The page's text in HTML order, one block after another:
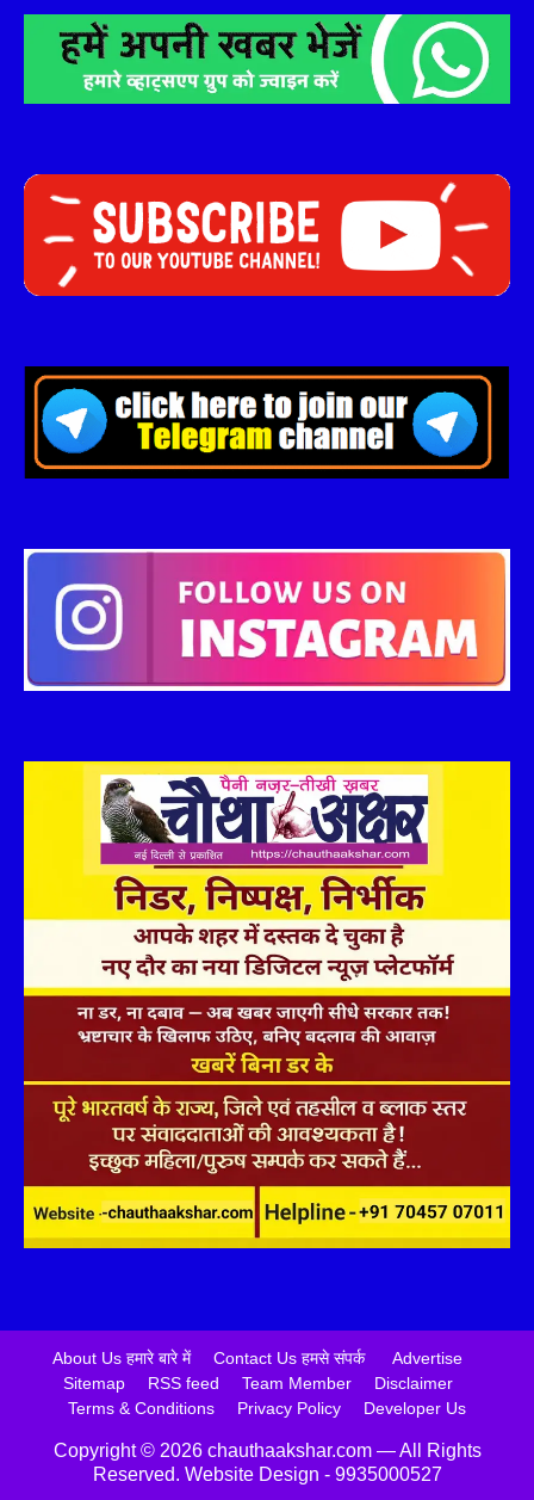
About Us हमारे बारे में Contact Us हमसे संपर्क
Advertise
Sitemap
RSS feed Team Member
Disclaimer
Terms & Conditions
Privacy Policy Developer Us
Copyright ©️ 2026 chauthaakshar.com — All Rights
Reserved. Website Design - 9935000527